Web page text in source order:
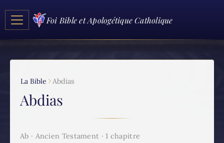
Foi Bible et Apologétique Catholique
La Bible Abdias
Abdias
Ab · Ancien Testament · 1 chapitre